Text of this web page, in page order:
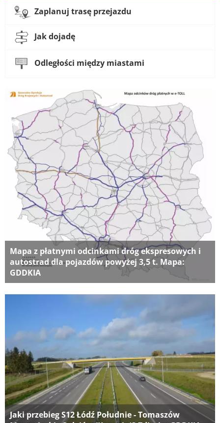
Zaplanuj trasę przejazdu
Jak dojadę
Odległości między miastami
Mapa z płatnymi odcinkami dróg ekspresowych i
autostrad dla pojazdów powyżej 3,5 t. Mapa:
GDDKIA
Jaki przebieg S12 Łódź Południe - Tomaszów